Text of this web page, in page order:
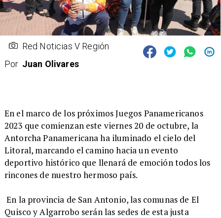
Red Noticias V Región
Por Juan Olivares
​En el marco de los próximos Juegos Panamericanos
2023 que comienzan este viernes 20 de octubre, la
Antorcha Panamericana ha iluminado el cielo del
Litoral, marcando el camino hacia un evento
deportivo histórico que llenará de emoción todos los
rincones de nuestro hermoso país.
En la provincia de San Antonio, las comunas de El
Quisco y Algarrobo serán las sedes de esta justa